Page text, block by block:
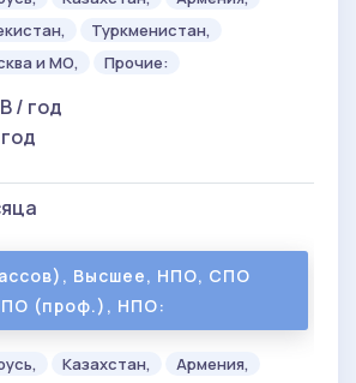
Туркменистан,
и МО, Прочие:
/ год
Высшее, НПО, СПО
(проф.), НПО:
Казахстан,
Армения,